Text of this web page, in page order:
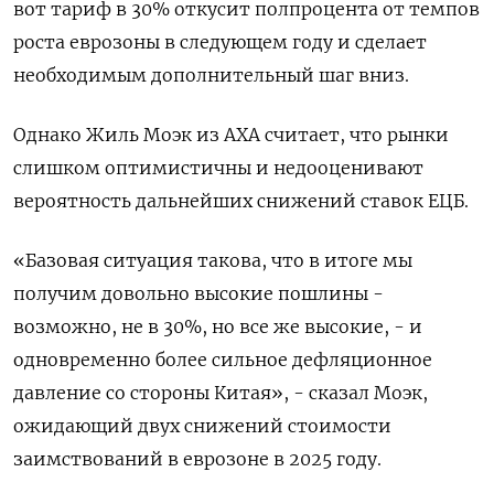
вот тариф в 30% откусит полпроцента от темпов
роста еврозоны в следующем году и сделает
необходимым дополнительный шаг вниз.
Однако Жиль Моэк из AXA считает, что рынки
слишком оптимистичны и недооценивают
вероятность дальнейших снижений ставок ЕЦБ.
«Базовая ситуация такова, что в итоге мы
получим довольно высокие пошлины -
возможно, не в 30%, но все же высокие, - и
одновременно более сильное дефляционное
давление со стороны Китая», - сказал Моэк,
ожидающий двух снижений стоимости
заимствований в еврозоне в 2025 году.